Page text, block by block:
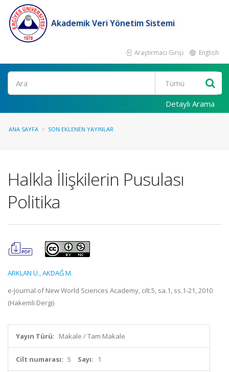
Akademik Veri Yönetim Sistemi
Araştırmacı Girişi English
Ara
Detaylı Arama
ANA SAYFA SON EKLENEN YAYINLAR
Halkla İlişkilerin Pusulası
Politika
ARKLAN Ü.,AKDAĞ M.
e-Journal of New World Sciences Academy, cilt.5, sa.1, ss.1-21, 2010
(Hakemli Dergi)
Yayın Türü: Makale / Tam Makale
Cilt numarası: 5 Sayı: 1